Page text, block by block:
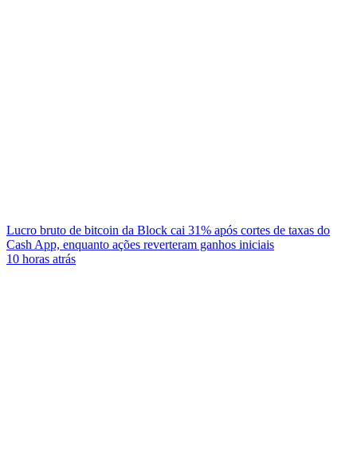
Lucro bruto de bitcoin da Block cai 31% após cortes de taxas do
Cash App, enquanto ações reverteram ganhos iniciais
10 horas atrás